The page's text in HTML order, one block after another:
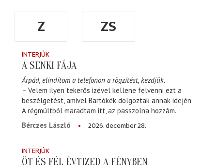
Z ZS
INTERJÚK
A SENKI FÁJA
Árpád, elindítom a telefonon a rögzítést, kezdjük.
– Velem ilyen tekerős izével kellene felvenni ezt a
beszélgetést, amivel Bartókék dolgoztak annak idején.
A régmúltból maradtam itt, az passzolna hozzám.
Bérczes László
2026. december 28.
INTERJÚK
ÖT ÉS FÉL ÉVTIZED A FÉNYBEN